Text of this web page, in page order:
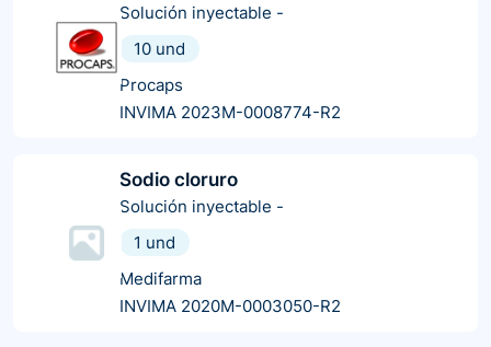
Solución inyectable -
10 und
Procaps
INVIMA 2023M-0008774-R2
Sodio cloruro
Solución inyectable -
1 und
Medifarma
INVIMA 2020M-0003050-R2